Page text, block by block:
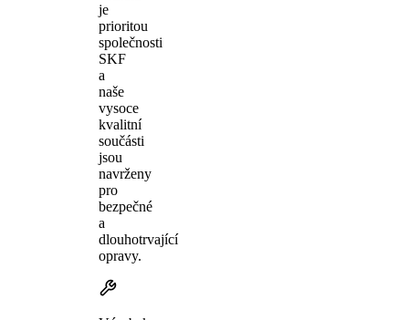
je
prioritou
společnosti
SKF
a
naše
vysoce
kvalitní
součásti
jsou
navrženy
pro
bezpečné
a
dlouhotrvající
opravy.